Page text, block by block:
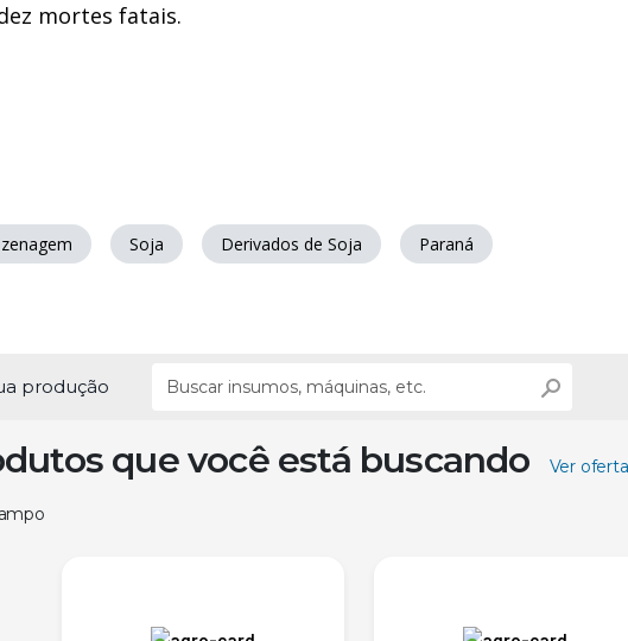
mortes fatais.
Soja Derivados de Soja Paraná
produção
que você está buscando Ver